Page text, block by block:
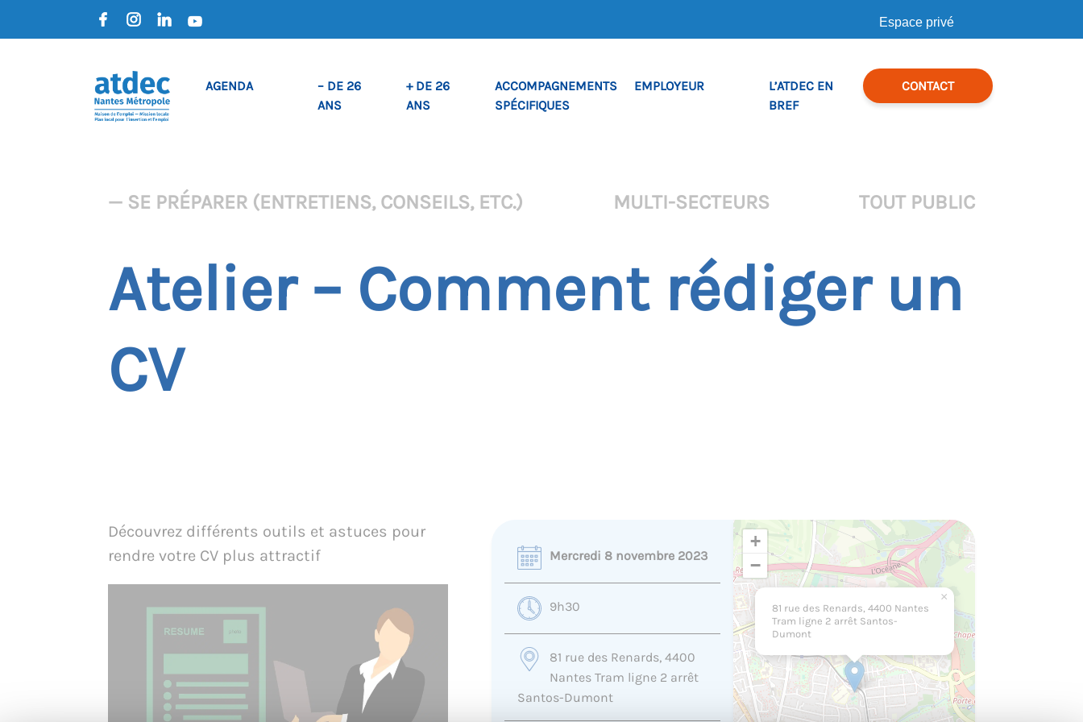
Espace privé
AGENDA
– DE 26
ANS
+ DE 26
ANS
ACCOMPAGNEMENTS
SPÉCIFIQUES
EMPLOYEUR
L’ATDEC EN
BREF
CONTACT
— SE PRÉPARER (ENTRETIENS, CONSEILS, ETC.) MULTI-SECTEURS TOUT PUBLIC
Atelier – Comment rédiger un
CV
Découvrez différents outils et astuces pour
rendre votre CV plus attractif
Mercredi 8 novembre 2023
9h30
81 rue des Renards, 4400
Nantes Tram ligne 2 arrêt
Santos-Dumont
81 rue des Renards, 4400 Nantes
Tram ligne 2 arrêt Santos-
Dumont
×
+
−